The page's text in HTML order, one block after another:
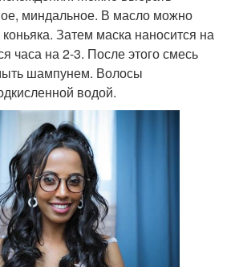
миндальное. В масло можно
коньяка. Затем маска наносится на
часа на 2-3. После этого смесь
шампунем. Волосы
водой.